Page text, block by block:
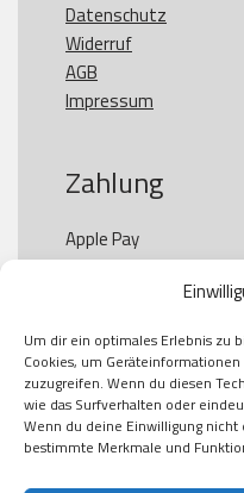
Um dir ein optimales Erlebnis zu
Cookies, um
zuzugreifen. Wenn du diesen
wie das Surfverhalten oder
Wenn du deine Einwilligung
bestimmte Merkmale und
Datenschutz
Widerruf
AGB
Impressum
Zahlung
Apple Pay
Paypal
Kauf auf Rechung
Klarna
American Express